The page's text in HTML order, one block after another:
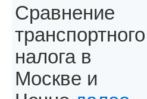
Сравнение
транспортного
налога в
Москве и